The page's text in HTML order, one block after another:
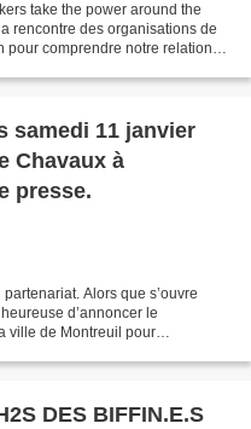
take the power around the
rencontre des organisations de
pour comprendre notre relation
samedi 11 janvier
Chavaux à
presse.
Alors que s’ouvre
d’annoncer le
ville de Montreuil pour
DES BIFFIN.E.S